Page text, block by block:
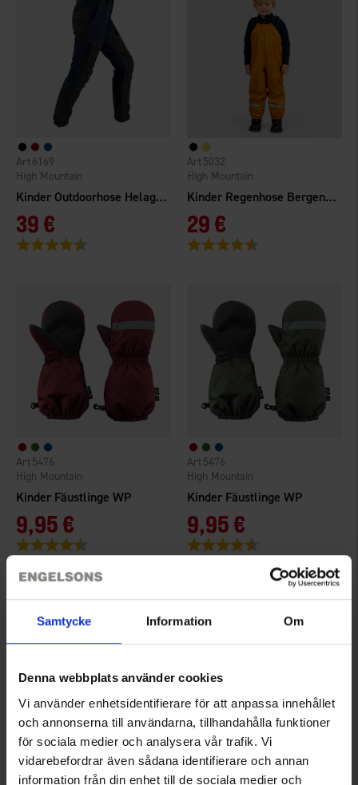
Samtycke Information Om
Denna webbplats använder cookies
Vi använder enhetsidentifierare för att anpassa innehållet
och annonserna till användarna, tillhandahålla funktioner
för sociala medier och analysera vår trafik. Vi
vidarebefordrar även sådana identifierare och annan
information från din enhet till de sociala medier och
Kinder Outdoorhose Helags Gefüttert
High Mountain
6169
39 €
Bewertung:
Kinder Regenhose Bergen WP
High Mountain
5032
29 €
Bewertung:
Kinder Fäustlinge WP
High Mountain
5476
9,95 €
Bewertung:
Kinder Fäustlinge WP
High Mountain
5476
9,95 €
Bewertung:
High Mountain
3513
High Mountain
2604